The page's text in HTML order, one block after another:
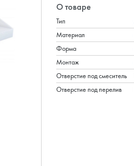
О товаре
Тип
Материал
Форма
Монтаж
Отверстие под смеситель
Отверстие под перелив